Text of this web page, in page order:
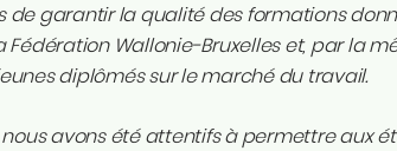
de garantir la qualité des formations
Fédération Wallonie-Bruxelles et, par la
diplômés sur le marché du travail.
avons été attentifs à permettre aux